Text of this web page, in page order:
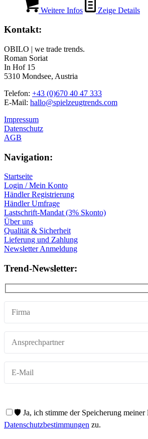
Weitere Infos Zeige Details
Kontakt:
OBILO | we trade trends.
Roman Soriat
In Hof 15
5310 Mondsee, Austria
Telefon: +43 (0)670 40 47 333
E-Mail: hallo@spielzeugtrends.com
Impressum
Datenschutz
AGB
Navigation:
Startseite
Login / Mein Konto
Händler Registrierung
Händler Umfrage
Lastschrift-Mandat (3% Skonto)
Über uns
Qualität & Sicherheit
Lieferung und Zahlung
Newsletter Anmeldung
Trend-Newsletter:
🛡️ Ja, ich stimme der Speicherung meiner
Datenschutzbestimmungen zu.